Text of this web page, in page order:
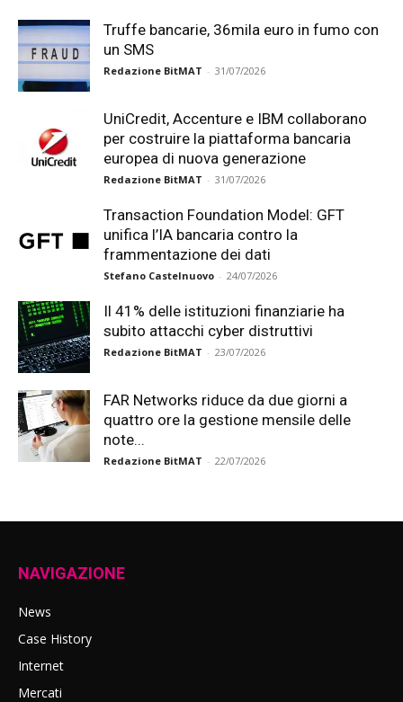
Truffe bancarie, 36mila euro in fumo con
un SMS
Redazione BitMAT - 31/07/2026
UniCredit, Accenture e IBM collaborano
per costruire la piattaforma bancaria
europea di nuova generazione
Redazione BitMAT - 31/07/2026
Transaction Foundation Model: GFT
unifica l’IA bancaria contro la
frammentazione dei dati
Stefano Castelnuovo - 24/07/2026
Il 41% delle istituzioni finanziarie ha
subito attacchi cyber distruttivi
Redazione BitMAT - 23/07/2026
FAR Networks riduce da due giorni a
quattro ore la gestione mensile delle
note...
Redazione BitMAT - 22/07/2026
NAVIGAZIONE
News
Case History
Internet
Mercati